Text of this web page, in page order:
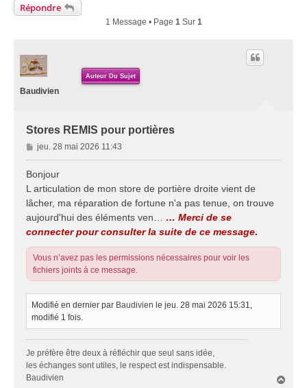
Répondre
1 Message • Page 1Sur 1
Auteur Du Sujet
Baudivien
Stores REMIS pour portières
M
e
a
g
e
jeu. 28 mai 2026 11:43
Bonjour
L articulation de mon store de portière droite vient de
lâcher, ma réparation de fortune n'a pas tenue, on trouve
aujourd'hui des éléments ven…
… Merci de se
connecter pour consulter la suite de ce message.
Vous n’avez pas les permissions nécessaires pour voir les
fichiers joints à ce message.
Modifié en dernier par Baudivien le jeu. 28 mai 2026 15:31,
modifié 1 fois.
Je préfère être deux à réfléchir que seul sans idée,
les échanges sont utiles, le respect est indispensable.
Baudivien